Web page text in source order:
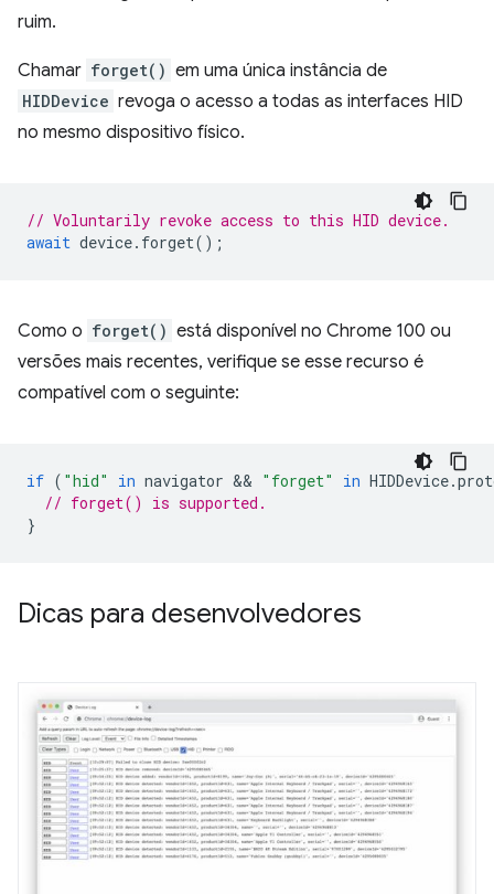
ruim.
Chamar forget() em uma única instância de
HIDDevice revoga o acesso a todas as interfaces HID
no mesmo dispositivo físico.
// Voluntarily revoke access to this HID device.
await device. forget();
Como o forget() está disponível no Chrome 100 ou
versões mais recentes, verifique se esse recurso é
compatível com o seguinte:
if ( "hid" in navigator && "forget" in HIDDevice.
// forget() is supported.
}
Dicas para desenvolvedores